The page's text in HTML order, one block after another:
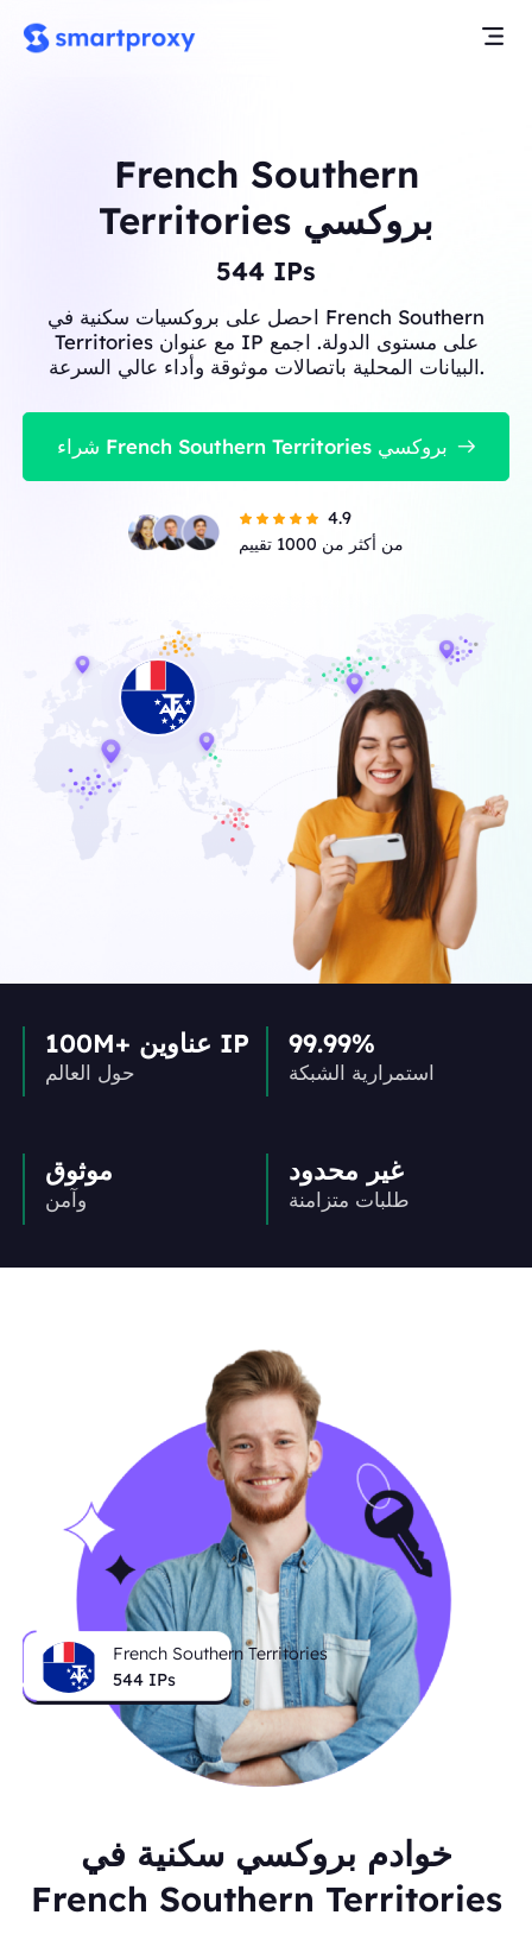
French Southern
Territories بروكسي
545IPs
احصل على بروكسيات سكنية في French Southern
Territories مع عنوان IP على مستوى الدولة. اجمع
البيانات المحلية باتصالات موثوقة وأداء عالي السرعة.
شراء French Southern Territories بروكسي
4.9
من أكثر من 1000 تقييم
100M+ عناوين IP
حول العالم
99.99%
استمرارية الشبكة
موثوق
وآمن
غير محدود
طلبات متزامنة
French Southern Territories
545IPs
خوادم بروكسي سكنية في
French Southern Territories